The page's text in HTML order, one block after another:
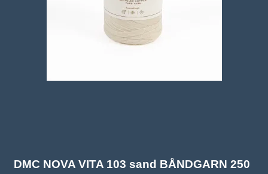
DMC NOVA VITA 103 sand BÅNDGARN 250